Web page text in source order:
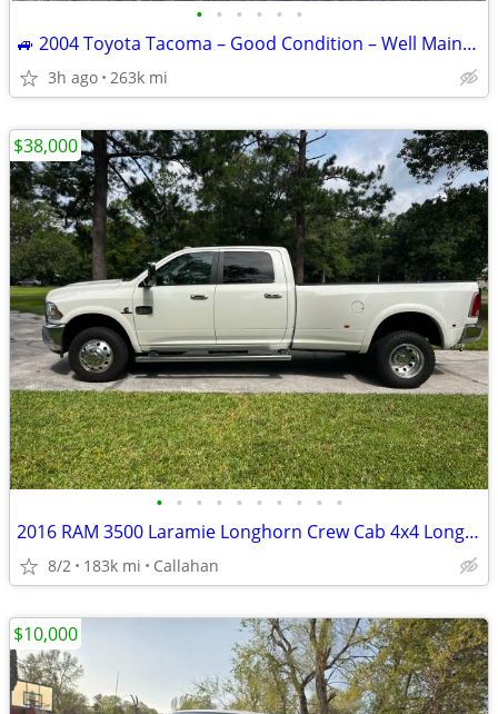
• • • • • •
🚙 2004 Toyota Tacoma – Good Condition – Well Maintained!
3h ago 263k mi
• • • • • • • • • •
2016 RAM 3500 Laramie Longhorn Crew Cab 4x4 Long Box Truck
8/2 183k mi Callahan
$38,000
$10,000